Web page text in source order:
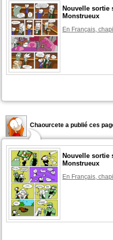
Nouvelle sortie
Monstrueux
En Français,
Chaourcete a publié ces
Nouvelle sortie
Monstrueux
En Français,